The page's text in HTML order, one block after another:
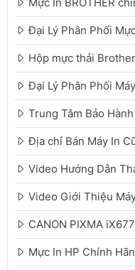
Đại Lý Phân Phối
Hộp mực thải
Đại Lý Phân Phối
Trung Tâm Bảo
Địa chỉ Bán Máy In
Video Hướng Dẫn
Video Giới Thiệu
CANON PIXMA
Mực In HP Chính